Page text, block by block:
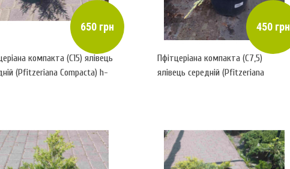
650 грн
компакта (С15) ялівець
(Pfitzeriana Compacta) h-
450 грн
Пфітцеріана компакта (С7,5)
ялівець середній (Pfitzeriana